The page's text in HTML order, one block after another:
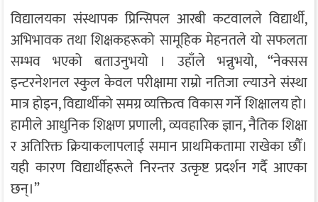
विद्यालयका संस्थापक प्रिन्सिपल आरबी कटवालले विद्यार्थी,
अभिभावक तथा शिक्षकहरूको सामूहिक मेहनतले यो सफलता
सम्भव भएको बताउनुभयो । उहाँले भन्नुभयो, “नेक्सस
इन्टरनेशनल स्कुल केवल परीक्षामा राम्रो नतिजा ल्याउने संस्था
मात्र होइन, विद्यार्थीको समग्र व्यक्तित्व विकास गर्ने शिक्षालय हो।
हामीले आधुनिक शिक्षण प्रणाली, व्यवहारिक ज्ञान, नैतिक शिक्षा
र अतिरिक्त क्रियाकलापलाई समान प्राथमिकतामा राखेका छौँ।
यही कारण विद्यार्थीहरूले निरन्तर उत्कृष्ट प्रदर्शन गर्दै आएका
छन्।”